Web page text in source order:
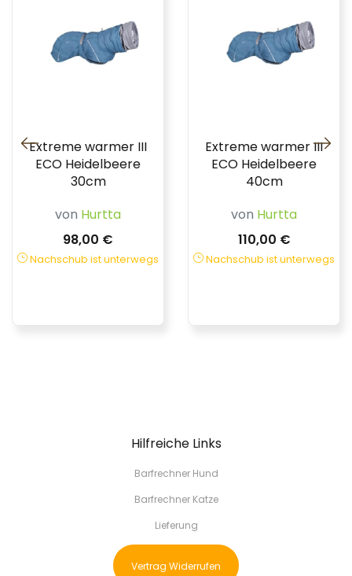
Extreme warmer III
ECO Heidelbeere
30cm
von Hurtta
98,00 €
Nachschub ist unterwegs
Extreme warmer III
ECO Heidelbeere
40cm
von Hurtta
110,00 €
Nachschub ist unterwegs
Hilfreiche Links
Barfrechner Hund
Barfrechner Katze
Lieferung
Vertrag Widerrufen